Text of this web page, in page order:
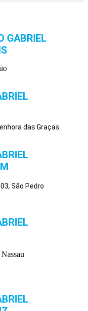
GABRIEL
das Graças
São Pedro